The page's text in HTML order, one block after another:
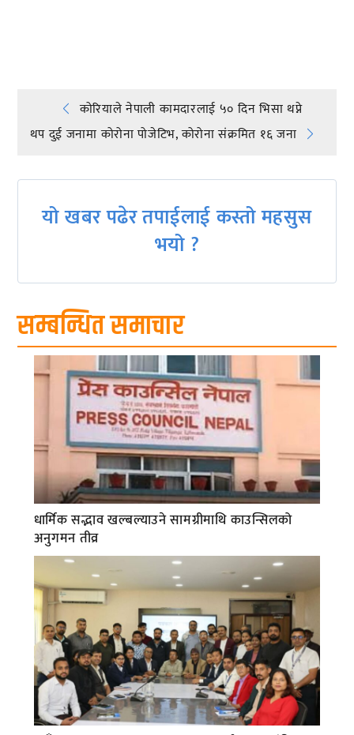
Post
navigation
कोरियाले नेपाली कामदारलाई ५० दिन भिसा थप्ने
थप दुई जनामा कोरोना पोजेटिभ, कोरोना संक्रमित १६ जना
यो खबर पढेर तपाईलाई कस्तो महसुस
भयो ?
सम्बन्धित समाचार
धार्मिक सद्भाव खल्बल्याउने सामग्रीमाथि काउन्सिलको
अनुगमन तीव्र